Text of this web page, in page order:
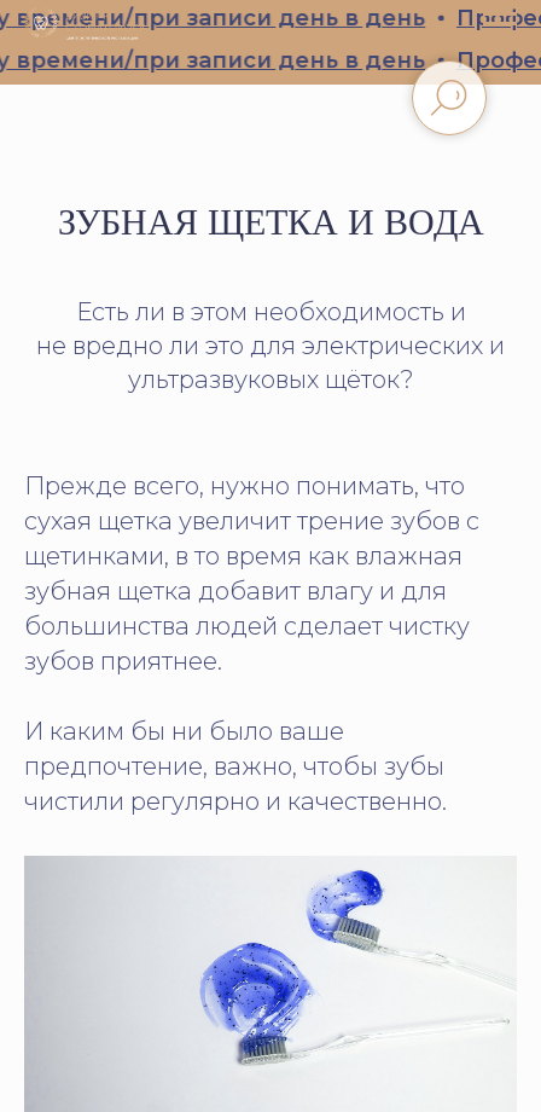
при записи день в день
при записи день в день
ЗУБНАЯ ЩЕТКА И ВОДА
Есть ли в этом необходимость и
не вредно ли это для электрических и
ультразвуковых щёток?
Прежде всего, нужно понимать, что
сухая щетка увеличит трение зубов с
щетинками, в то время как влажная
зубная щетка добавит влагу и для
большинства людей сделает чистку
зубов приятнее.
И каким бы ни было ваше
предпочтение, важно, чтобы зубы
чистили регулярно и качественно.